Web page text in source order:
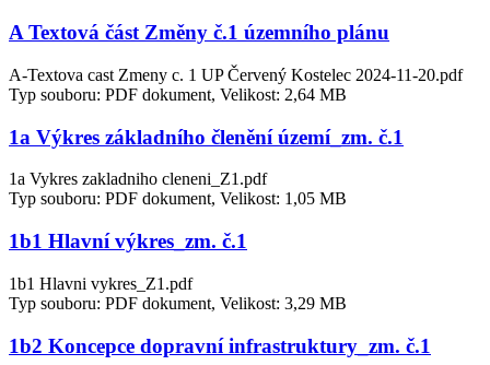
A Textová část Změny č.1 územního plánu
A-Textova cast Zmeny c. 1 UP Červený Kostelec 2024-11-20.pdf
Typ souboru: PDF dokument, Velikost: 2,64 MB
1a Výkres základního členění území_zm. č.1
1a Vykres zakladniho cleneni_Z1.pdf
Typ souboru: PDF dokument, Velikost: 1,05 MB
1b1 Hlavní výkres_zm. č.1
1b1 Hlavni vykres_Z1.pdf
Typ souboru: PDF dokument, Velikost: 3,29 MB
1b2 Koncepce dopravní infrastruktury_zm. č.1